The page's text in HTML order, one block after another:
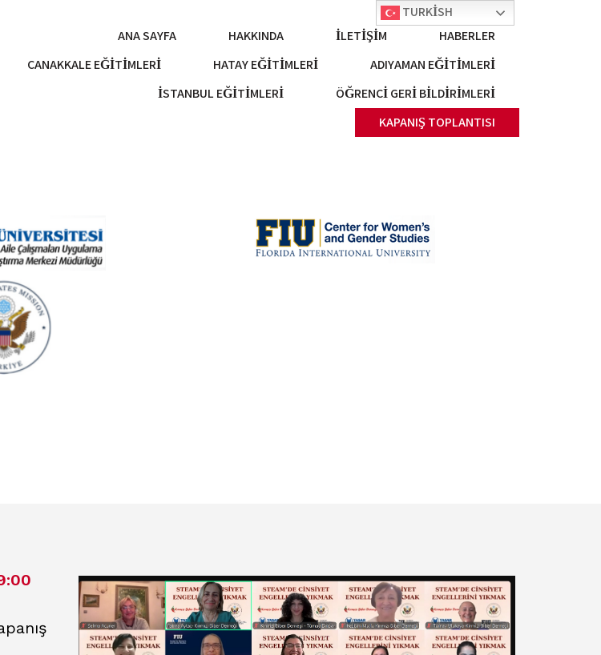
ANA SAYFA HAKKINDA İLETIŞIM
HABERLER
ÇANAKKALE EĞITIMLERI
HATAY EĞITIMLERI
ADIYAMAN EĞITIMLERI
İSTANBUL EĞITIMLERI
ÖĞRENCI GERI BILDIRIMLERI
KAPANIŞ TOPLANTISI
TURKISH